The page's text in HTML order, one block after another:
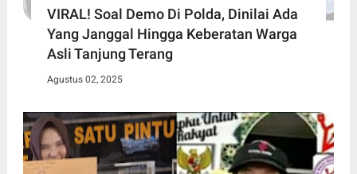
VIRAL! Soal Demo Di Polda, Dinilai Ada
Yang Janggal Hingga Keberatan Warga
Asli Tanjung Terang
Agustus 02, 2025